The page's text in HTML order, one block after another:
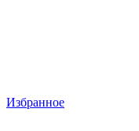
Избранное